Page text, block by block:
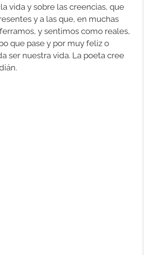
vida y sobre las creencias, que
y a las que, en muchas
y sentimos como reales,
que pase y por muy feliz o
ser nuestra vida. La poeta cree